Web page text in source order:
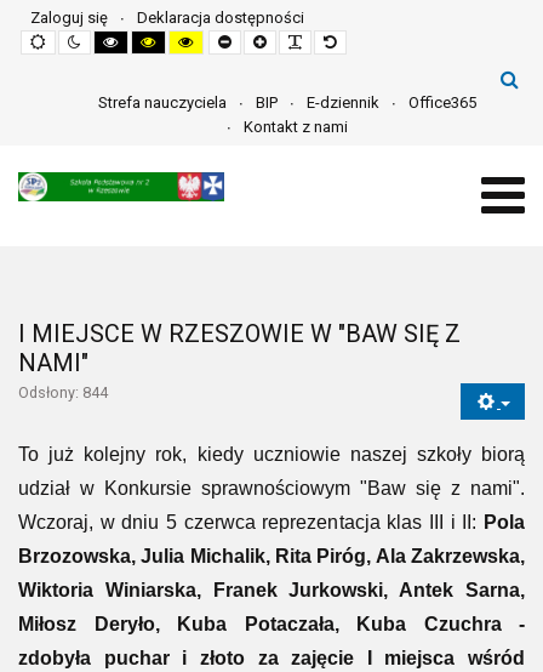
Zaloguj się
Deklaracja dostępności
Default
mode
Night
mode
High
contrast
mode
High
contrast
mode
High
contrast
mode
Set
smaller
Set
larger
Make
font
Set
default
Strefa nauczyciela
BIP E-dziennik
Office365
Kontakt z nami
I MIEJSCE W RZESZOWIE W "BAW SIĘ Z
NAMI"
Odsłony: 844
To już kolejny rok, kiedy uczniowie naszej szkoły biorą
udział w Konkursie sprawnościowym "Baw się z nami".
Wczoraj, w dniu 5 czerwca reprezentacja klas III i II: Pola
Brzozowska, Julia Michalik, Rita Piróg, Ala Zakrzewska,
Wiktoria Winiarska, Franek Jurkowski, Antek Sarna,
Miłosz Deryło, Kuba Potaczała, Kuba Czuchra -
zdobyła puchar i złoto za zajęcie I miejsca wśród